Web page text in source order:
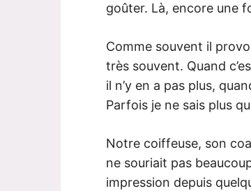
goûter. Là, encore une
Comme souvent il
très souvent. Quand
il n’y en a pas plus,
Parfois je ne sais plus
Notre coiffeuse, son
ne souriait pas
impression depuis